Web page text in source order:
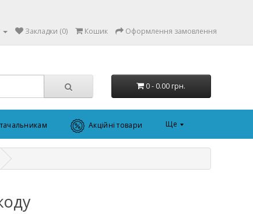
Закладки (0) Кошик Оформлення замовлення
0 - 0.00 грн.
Акційні товари Ще